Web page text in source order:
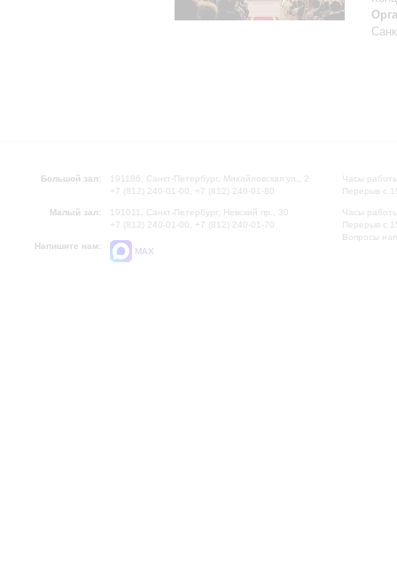
Большой зал:
191186, Санкт-Петербург, Михайловская ул., 2
+7 (812) 240-01-00, +7 (812) 240-01-80
Малый зал:
191011, Санкт-Петербург, Невский пр., 30
+7 (812) 240-01-00, +7 (812) 240-01-70
Напишите нам:
MAX
Часы
Перерыв с
Часы
Перерыв с
Вопросы